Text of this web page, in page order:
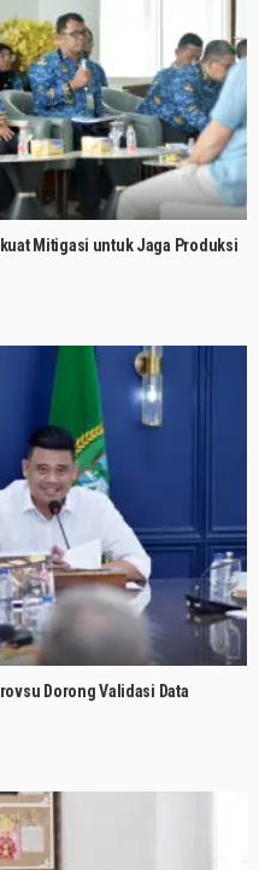
Mitigasi untuk Jaga Produksi
Dorong Validasi Data